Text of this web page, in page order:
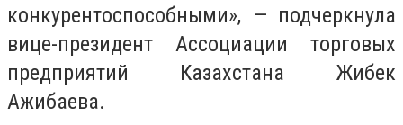
конкурентоспособными», — подчеркнула
вице-президент Ассоциации торговых
предприятий Казахстана Жибек
Ажибаева.